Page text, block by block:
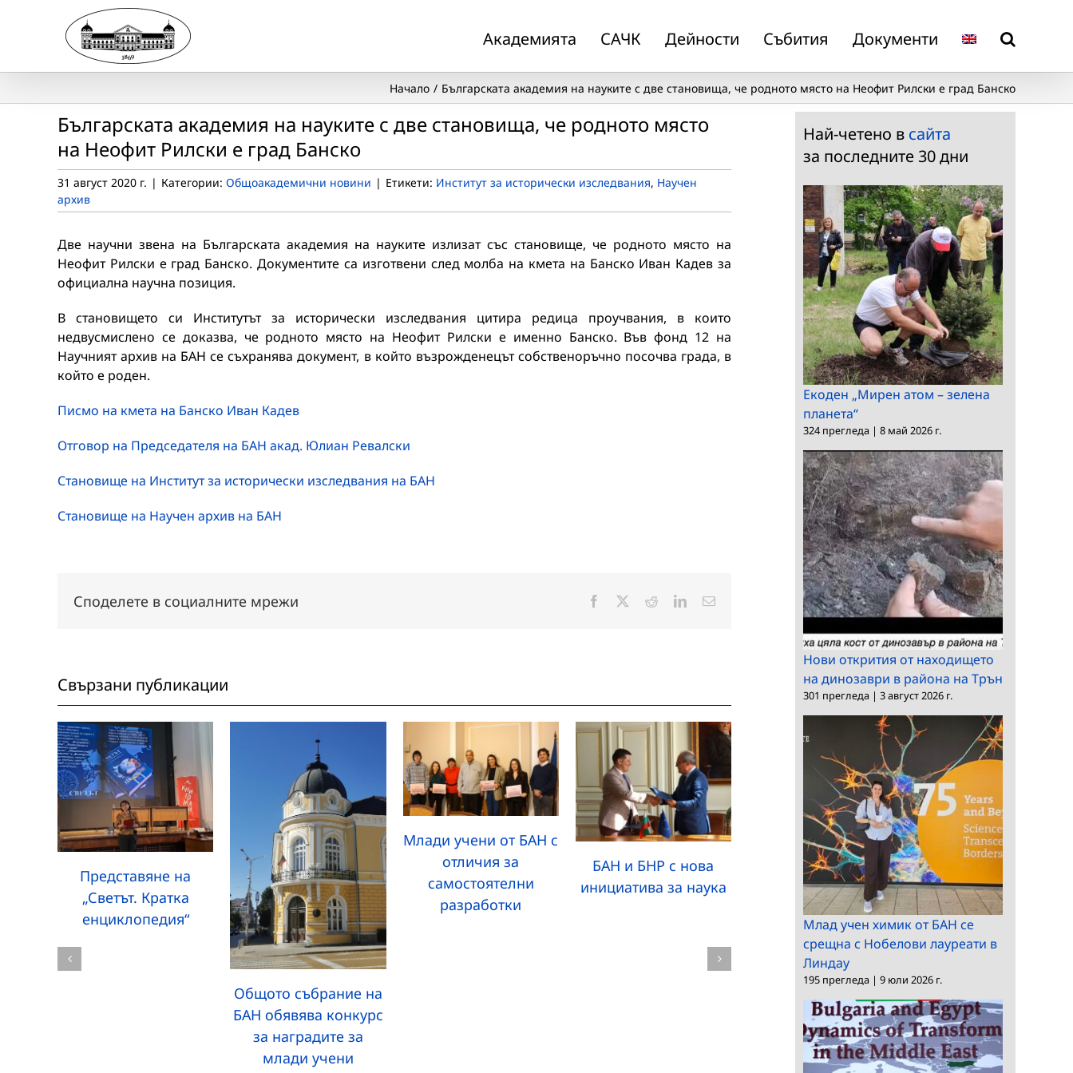
Академията САЧК Дейности Събития Документи
Начало Българската академия на науките с две становища, че родното място на Неофит Рилски е град Банско
Българската академия на науките с две становища, че родното място
на Неофит Рилски е град Банско
31 август 2020 г. | Категории: Общоакадемични новини | Етикети: Институт за исторически изследвания, Научен
архив
Две научни звена на Българската академия на науките излизат със становище, че родното място на
Неофит Рилски е град Банско. Документите са изготвени след молба на кмета на Банско Иван Кадев за
официална научна позиция.
В становището си Институтът за исторически изследвания цитира редица проучвания, в които
недвусмислено се доказва, че родното място на Неофит Рилски е именно Банско. Във фонд 12 на
Научният архив на БАН се съхранява документ, в който възрожденецът собственоръчно посочва града, в
който е роден.
Писмо на кмета на Банско Иван Кадев
Отговор на Председателя на БАН акад. Юлиан Ревалски
Становище на Институт за исторически изследвания на БАН
Становище на Научен архив на БАН
Споделете в социалните мрежи Facebook RedditLinkedInЕлектронна
Свързани публикации
Представяне на
„Светът. Кратка
енциклопедия“
Общото събрание на
БАН обявява конкурс
за наградите за
млади учени
Млади учени от БАН с
отличия за
самостоятелни
разработки
БАН и БНР с нова
инициатива за наука
Делегация от БАН
посети Монголската
академия на науките
в Улан Батор
Делегация на БАН на
посещение във
Виетнам
Най-четено в сайта
за последните 30 дни
Екоден „Мирен атом – зелена
планета“
324 прегледа | 8 май 2026 г.
Нови открития от находището
на динозаври в района на Трън
301 прегледа | 3 август 2026 г.
Млад учен химик от БАН се
срещна с Нобелови лауреати в
Линдау
195 прегледа | 9 юли 2026 г.